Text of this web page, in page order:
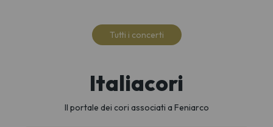
Tutti i concerti
Italiacori
Il portale dei cori associati a Feniarco